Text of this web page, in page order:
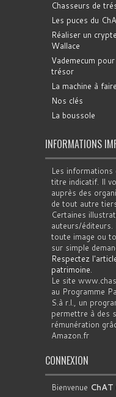
Chasseurs de
Les puces du
Réaliser un
Wallace
Vademecum
trésor
La machine à
Nos clés
La boussole
INFORMATIONS
Les informations
titre indicatif. Il
auprès des
de tout autre
Certaines
auteurs/
toute image ou
sur simple
Respectez
patrimoine.
Le site
au Programme
S.à r.l., un
permettre à des
rémunération
Amazon.fr
CONNEXION
Bienvenue